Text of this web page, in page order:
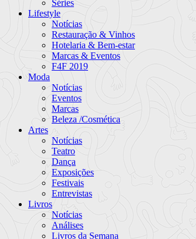
Séries
Lifestyle
Notícias
Restauração & Vinhos
Hotelaria & Bem-estar
Marcas & Eventos
F4F 2019
Moda
Notícias
Eventos
Marcas
Beleza /Cosmética
Artes
Notícias
Teatro
Dança
Exposições
Festivais
Entrevistas
Livros
Notícias
Análises
Livros da Semana